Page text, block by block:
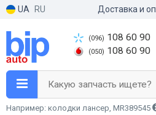
UA RU Доставка и
(096) 108 60 90
(050) 108 60 90
Какую запчасть ищете?
Например: колодки лансер, MR389545